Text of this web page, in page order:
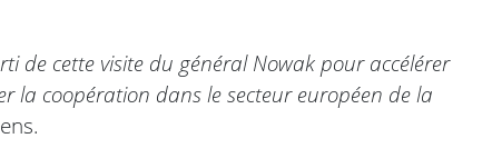
de cette visite du général Nowak pour accélérer
la coopération dans le secteur européen de la